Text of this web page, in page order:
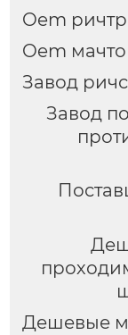
Oem
Oem
Завод
Завод
Дешевые